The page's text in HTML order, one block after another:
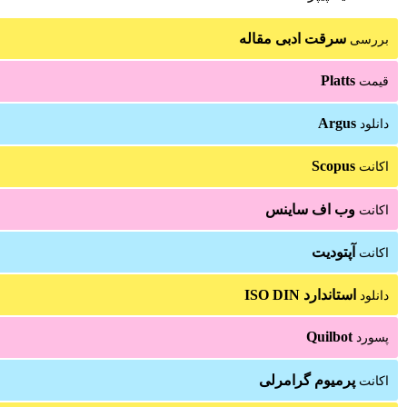
بررسی سرقت ادبی مقاله
قیمت Platts
دانلود Argus
اکانت Scopus
اکانت وب اف ساینس
اکانت آپتودیت
دانلود استاندارد ISO DIN
پسوردQuilbot
اکانت پرمیوم گرامرلی